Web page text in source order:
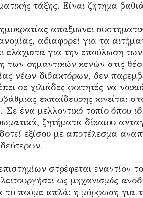
τάξης. Είναι ζήτημα βαθιά
απαξιώνει
αδιαφορεί για τα
ελάχιστα για την επούλωση
των σημαντικών κενών στις
νέων διδακτόρων, δεν
σε χιλιάδες φοιτητές να
εκπαίδευσης κινείται
Σε ένα μελλοντικό τοπίο όπου
ζητήματα δίκαιου
εξίσου με αποτέλεσμα
στρέφεται εναντίον
ως μηχανισμός
το πούμε απλά: η μόρφωση για